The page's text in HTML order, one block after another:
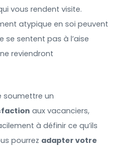
vous rendent visite.
atypique en soi peuvent
se sentent pas à l’aise
reviendront
soumettre un
aux vacanciers,
à définir ce qu’ils
pourrez adapter votre